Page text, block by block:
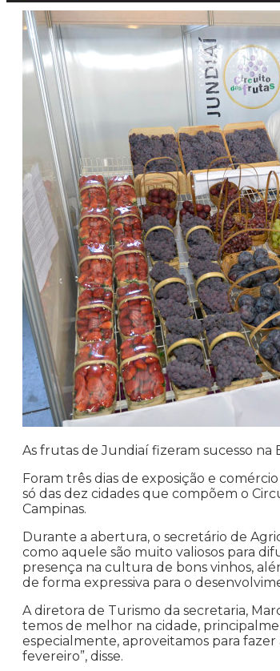
As frutas de Jundiaí fizeram sucesso na
Foram três dias de exposição e
só das dez cidades que compõem o
Campinas.
Durante a abertura, o secretário de
como aquele são muito valiosos para
presença na cultura de bons vinhos,
de forma expressiva para o
A diretora de Turismo da secretaria,
temos de melhor na cidade,
especialmente, aproveitamos para
fevereiro”, disse.